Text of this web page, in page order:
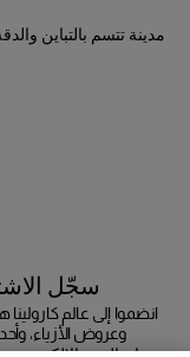
مدينة تتسم بالتباين
سجّل
انضموا إلى عالم
وعروض الأزياء،